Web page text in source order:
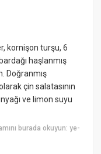
kornişon turşu, 6
haşlanmış
Doğranmış
çin salatasının
ve limon suyu
burada okuyun: ye-